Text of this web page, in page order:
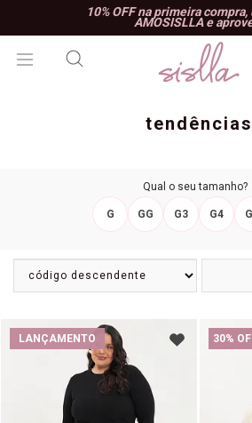
10% OFF na primeira
AMOSISLLA e
tendências
Qual o seu tamanho?
G GG G3 G4
LANÇAMENTO 30%